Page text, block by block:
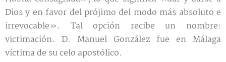
Dios y en favor del prójimo del modo más absoluto e
irrevocable». Tal opción recibe un nombre:
victimación. D. Manuel González fue en Málaga
víctima de su celo apostólico.